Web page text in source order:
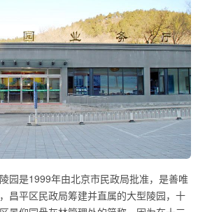
园是1999年由北京市民政局批准，是善唯
昌平区民政局筹建并直属的大型陵园，十